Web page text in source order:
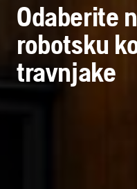
Odaberite
robotsku
travnjake